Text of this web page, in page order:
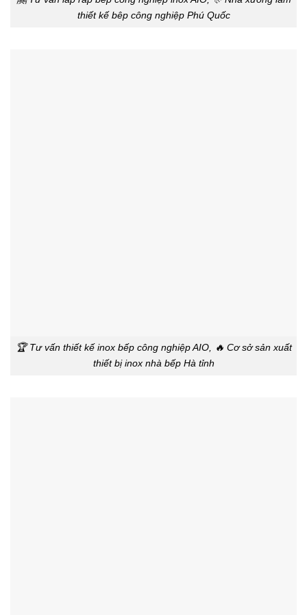
thiết kế bêp công nghiệp Phú Quốc
🏆 Tư vấn thiết kế inox bếp công nghiệp AIO, 🔥 Cơ sở sản xuất
thiết bị inox nhà bếp Hà tỉnh